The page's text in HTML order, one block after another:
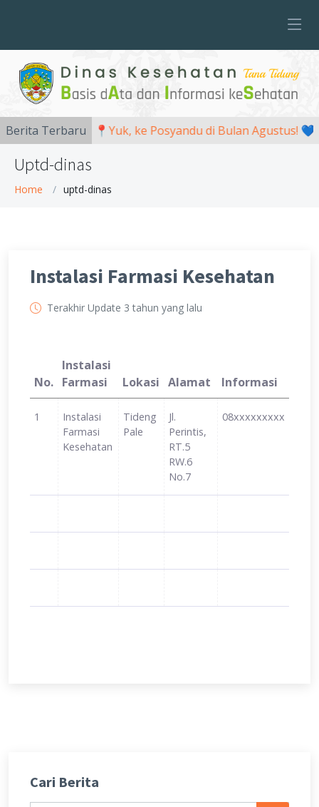
Berita Terbaru 📍Yuk, ke Posyandu di Bulan Agustus!
Uptd-dinas
Home uptd-dinas
Instalasi Farmasi Kesehatan
Terakhir Update 3 tahun yang lalu
No.
Instalasi
Farmasi
Lokasi Alamat Informasi
1
Instalasi
Farmasi
Kesehatan
Tideng
Pale
Jl.
Perintis,
RT.5
RW.6
No.7
08xxxxxxxxx
Cari Berita